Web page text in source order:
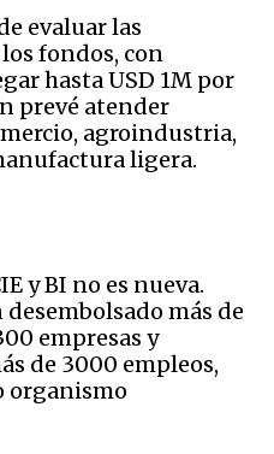
evaluar las
fondos, con
hasta USD 1M por
prevé atender
agroindustria,
ligera.
y BI no es nueva.
más de
empresas y
de 3000 empleos,
organismo